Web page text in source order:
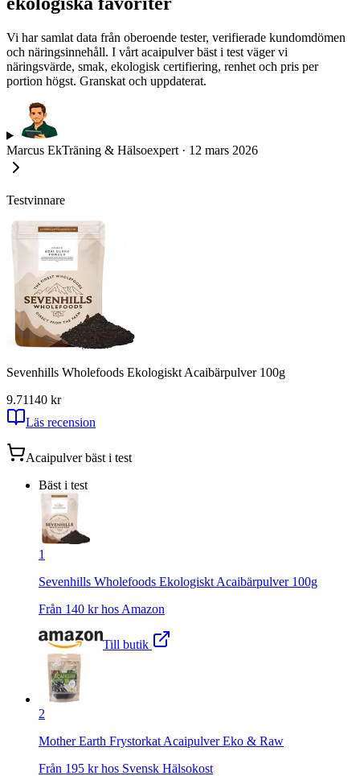
Vi har samlat data från oberoende tester, verifierade kundomdömen
och näringsinnehåll. I vårt acaipulver bäst i test väger vi
näringsvärde, smak, ekologisk certifiering, renhet och pris per
portion högst. Granskat och uppdaterat.
Marcus EkTräning & Hälsoexpert · 12 mars 2026
Testvinnare
Sevenhills Wholefoods Ekologiskt Acaibärpulver 100g
9.71140 kr
Läs recension
Acaipulverbäst i test
Bäst i test
1
Sevenhills Wholefoods Ekologiskt Acaibärpulver 100g
Från 140 kr hos Amazon
Till butik
2
Mother Earth Frystorkat Acaipulver Eko & Raw
Från 195 kr hos Svensk Hälsokost